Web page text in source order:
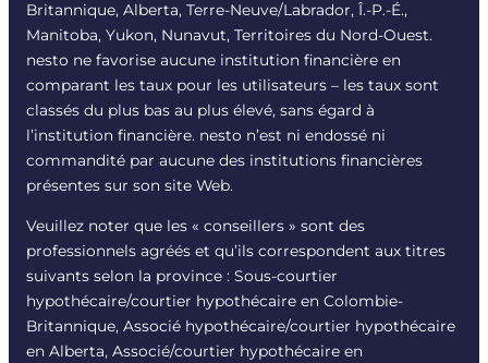
Britannique, Alberta, Terre-Neuve/Labrador, Î.-P.-É.,
Manitoba, Yukon, Nunavut, Territoires du Nord-Ouest.
nesto ne favorise aucune institution financière en
comparant les taux pour les utilisateurs – les taux sont
classés du plus bas au plus élevé, sans égard à
l’institution financière. nesto n’est ni endossé ni
commandité par aucune des institutions financières
présentes sur son site Web.
Veuillez noter que les « conseillers » sont des
professionnels agréés et qu’ils correspondent aux titres
suivants selon la province : Sous-courtier
hypothécaire/courtier hypothécaire en Colombie-
Britannique, Associé hypothécaire/courtier hypothécaire
en Alberta, Associé/courtier hypothécaire en